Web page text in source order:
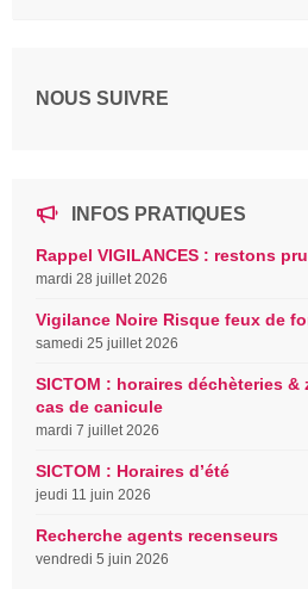
NOUS SUIVRE
INFOS PRATIQUES
Rappel VIGILANCES : restons
mardi 28 juillet 2026
Vigilance Noire Risque feux de
samedi 25 juillet 2026
SICTOM : horaires déchèteries &
cas de canicule
mardi 7 juillet 2026
SICTOM : Horaires d’été
jeudi 11 juin 2026
Recherche agents recenseurs
vendredi 5 juin 2026